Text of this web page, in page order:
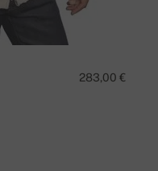
283,00 €